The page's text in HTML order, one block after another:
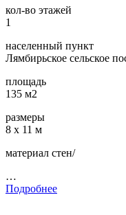
кол-во этажей
1
населенный пункт
Лямбирьское сельское
площадь
135 м2
размеры
8 х 11 м
материал стен/
…
Подробнее